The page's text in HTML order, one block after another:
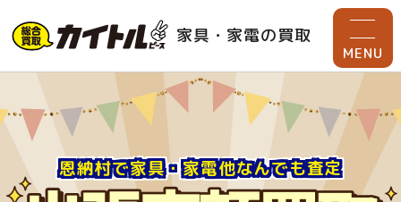
家具・家電の買取
MENU
恩納村で家具・家電他なんでも査定